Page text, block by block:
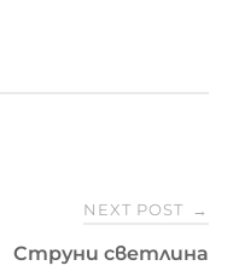
NEXT POST →
Струни светлина